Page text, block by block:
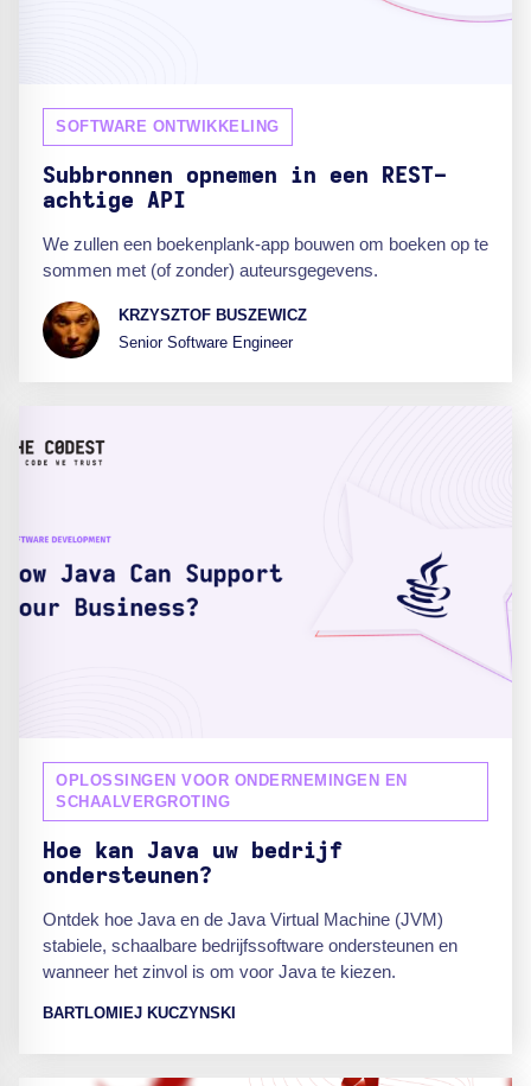
SOFTWARE ONTWIKKELING
Subbronnen opnemen in een REST-
achtige API
We zullen een boekenplank-app bouwen om boeken op te
sommen met (of zonder) auteursgegevens.
KRZYSZTOF BUSZEWICZ
Senior Software Engineer
OPLOSSINGEN VOOR ONDERNEMINGEN EN
SCHAALVERGROTING
Hoe kan Java uw bedrijf
ondersteunen?
Ontdek hoe Java en de Java Virtual Machine (JVM)
stabiele, schaalbare bedrijfssoftware ondersteunen en
wanneer het zinvol is om voor Java te kiezen.
BARTLOMIEJ KUCZYNSKI